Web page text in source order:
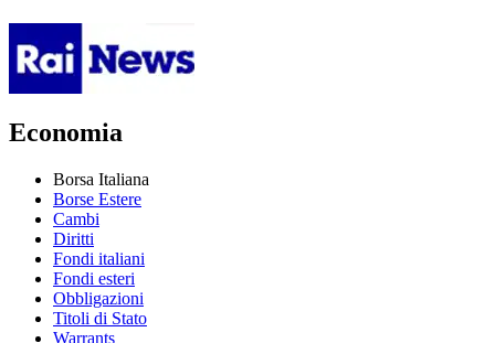
Economia
Borsa Italiana
Borse Estere
Cambi
Diritti
Fondi italiani
Fondi esteri
Obbligazioni
Titoli di Stato
Warrants